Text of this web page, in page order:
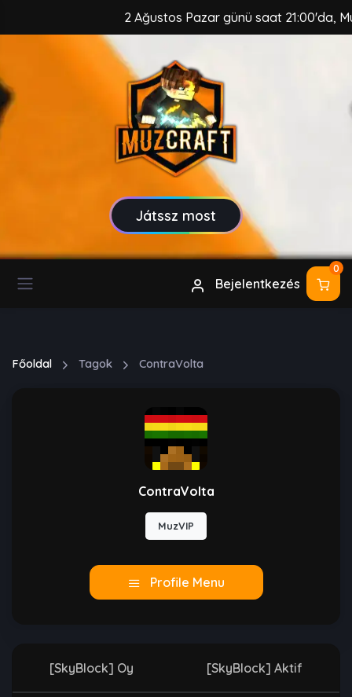
2 Ağustos Pazar günü saat 21:00'da,
Játssz most
Bejelentkezés
0
Főoldal Tagok ContraVolta
ContraVolta
MuzVIP
Profile Menu
[SkyBlock] Oy [SkyBlock] Aktif